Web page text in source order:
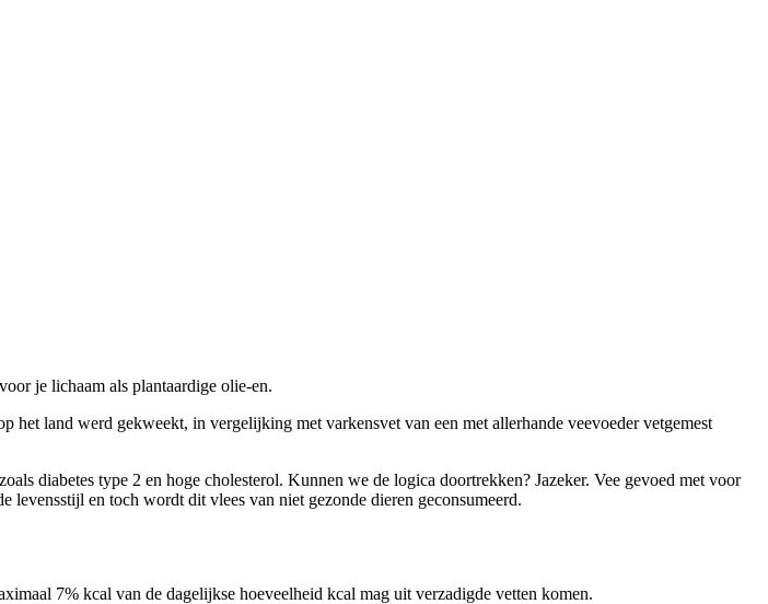
je lichaam als plantaardige olie-en.
land werd gekweekt, in vergelijking met varkensvet van een met allerhande veevoeder vetgemest
diabetes type 2 en hoge cholesterol. Kunnen we de logica doortrekken? Jazeker. Vee gevoed met voor
en toch wordt dit vlees van niet gezonde dieren geconsumeerd.
7% kcal van de dagelijkse hoeveelheid kcal mag uit verzadigde vetten komen.